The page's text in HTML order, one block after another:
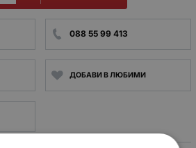
088 55 99 413
ДОБАВИ В ЛЮБИМИ